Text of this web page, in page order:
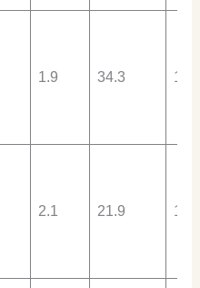
1.9 34.3 1.1
2.1 21.9 1.0